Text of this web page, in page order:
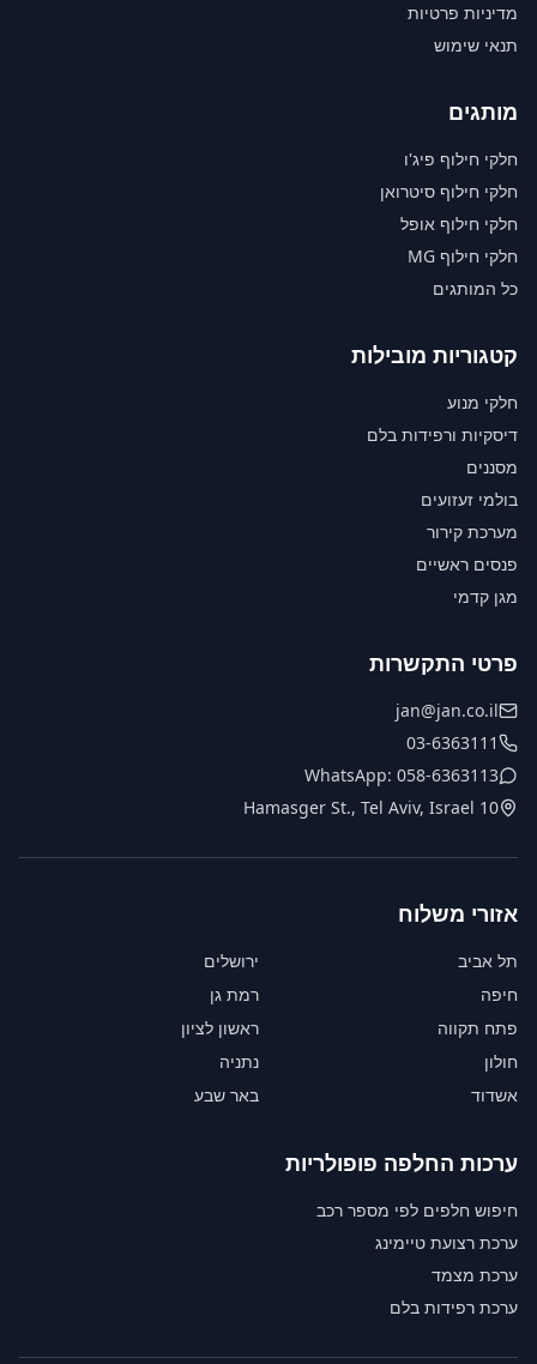
מדיניות פרטיות
תנאי שימוש
מותגים
חלקי חילוף פיג'ו
חלקי חילוף סיטרואן
חלקי חילוף אופל
חלקי חילוף MG
כל המותגים
קטגוריות מובילות
חלקי מנוע
דיסקיות ורפידות בלם
מסננים
בולמי זעזועים
מערכת קירור
פנסים ראשיים
מגן קדמי
פרטי התקשרות
jan@jan.co.il
03-6363111
WhatsApp: 058-6363113
10 Hamasger St., Tel Aviv, Israel
אזורי משלוח
תל אביב
ירושלים
חיפה
רמת גן
פתח תקווה
ראשון לציון
חולון
נתניה
אשדוד
באר שבע
ערכות החלפה פופולריות
חיפוש חלפים לפי מספר רכב
ערכת רצועת טיימינג
ערכת מצמד
ערכת רפידות בלם